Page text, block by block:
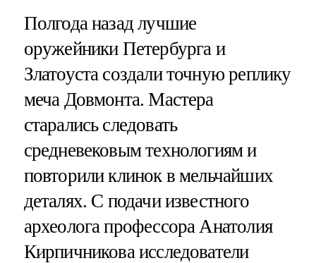
Полгода назад лучшие
оружейники Петербурга и
Златоуста создали точную реплику
меча Довмонта. Мастера
старались следовать
средневековым технологиям и
повторили клинок в мельчайших
деталях. С подачи известного
археолога профессора Анатолия
Кирпичникова исследователи